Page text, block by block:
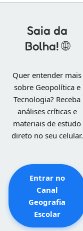
Saia da
Bolha! 🌐
Quer entender mais
sobre Geopolítica e
Tecnologia? Receba
análises críticas e
materiais de estudo
direto no seu celular.
Entrar no
Canal
Geografia
Escolar